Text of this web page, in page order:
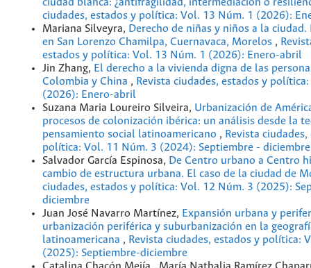
ciudad blanca: ¿antifragilidad, intermediación o
ciudades, estados y política: Vol. 13 Núm. 1 (2026):
Mariana Silveyra, Derecho de niñas y niños a la ciudad.
en San Lorenzo Chamilpa, Cuernavaca, Morelos ,
estados y política: Vol. 13 Núm. 1 (2026): Enero-abril
Jin Zhang, El derecho a la vivienda digna de las
Colombia y China , Revista ciudades, estados y
(2026): Enero-abril
Suzana Maria Loureiro Silveira, Urbanización de
procesos de colonización ibérica: un análisis desde la
pensamiento social latinoamericano , Revista
política: Vol. 11 Núm. 3 (2024): Septiembre - diciembre
Salvador García Espinosa, De Centro urbano a Centro
cambio de estructura urbana. El caso de la ciudad de
ciudades, estados y política: Vol. 12 Núm. 3 (2025):
diciembre
Juan José Navarro Martínez, Expansión urbana y
urbanización periférica y suburbanización en la
latinoamericana , Revista ciudades, estados y política:
(2025): Septiembre-diciembre